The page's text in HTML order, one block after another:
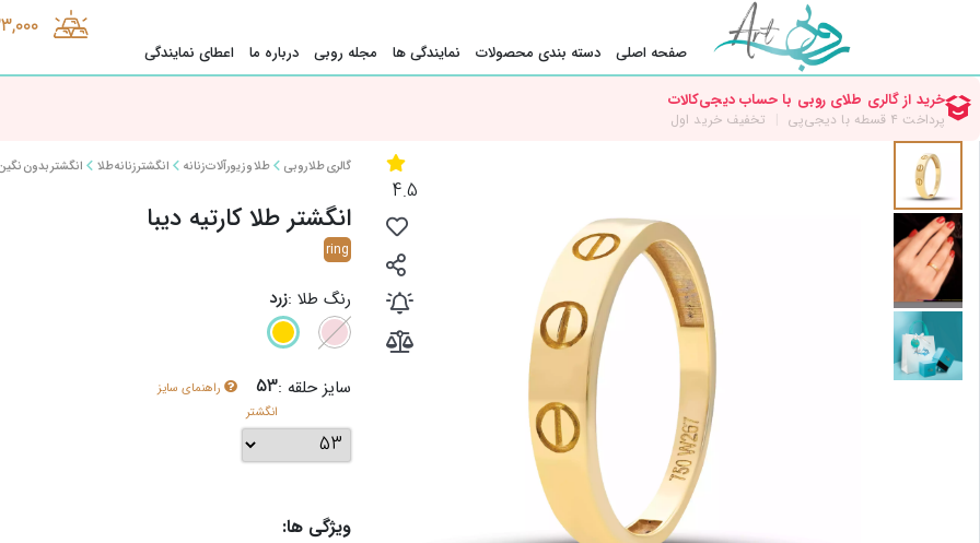
صفحه اصلی دسته بندی محصولات نمایندگی ها مجله روبی درباره ما اعطای نمایندگی
4.5
گالری طلا روبی طلا و زیورآلات زنانه انگشتر زنانه طلا انگشتر بدون
انگشتر طلا کارتیه دیبا
ring
رنگ طلا :زرد
سایز حلقه :53
راهنمای سایز
انگشتر
ویژگی ها: